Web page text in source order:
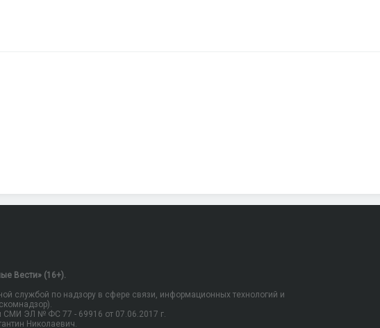
Вести» (16+).
службой по надзору в сфере связи, информационных технологий и
СМИ ЭЛ № ФС 77 - 69916 от 07.06.2017 г.
Николаевич.